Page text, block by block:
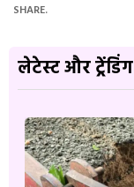
SHARE.
लेटेस्ट और